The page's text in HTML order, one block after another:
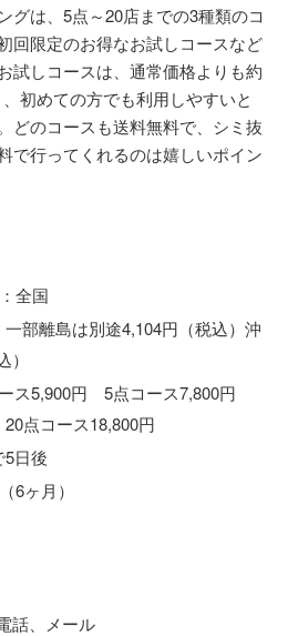
グは、5点～20店までの3種類のコ
回限定のお得なお試しコースなど
試しコースは、通常価格よりも約
初めての方でも利用しやすいと
どのコースも送料無料で、シミ抜
で行ってくれるのは嬉しいポイン
全国
部離島は別途4,104円（税込）沖
ス5,900円 5点コース7,800円
点コース18,800円
日後
6ヶ月）
話、メール